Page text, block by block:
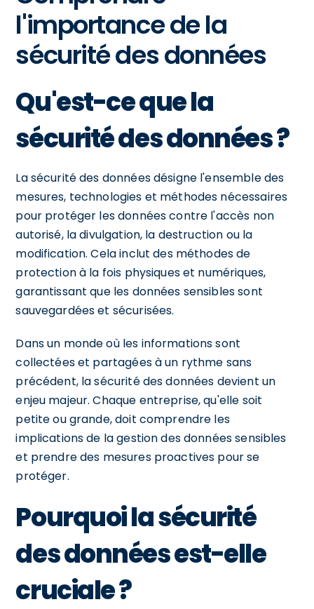
l'importance de la
sécurité des données
Qu'est-ce que la
sécurité des données ?
La sécurité des données désigne l'ensemble des
mesures, technologies et méthodes nécessaires
pour protéger les données contre l'accès non
autorisé, la divulgation, la destruction ou la
modification. Cela inclut des méthodes de
protection à la fois physiques et numériques,
garantissant que les données sensibles sont
sauvegardées et sécurisées.
Dans un monde où les informations sont
collectées et partagées à un rythme sans
précédent, la sécurité des données devient un
enjeu majeur. Chaque entreprise, qu'elle soit
petite ou grande, doit comprendre les
implications de la gestion des données sensibles
et prendre des mesures proactives pour se
protéger.
Pourquoi la sécurité
des données est-elle
cruciale ?